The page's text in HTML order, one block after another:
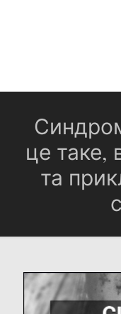
це таке,
та